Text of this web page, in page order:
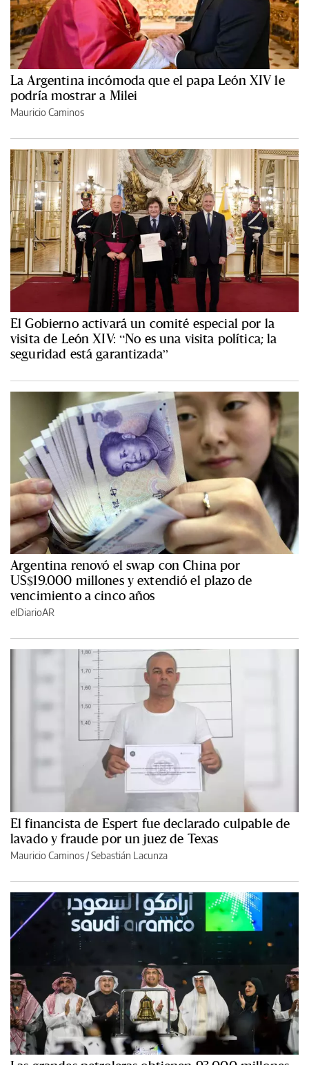
La Argentina incómoda que el papa León XIV le
podría mostrar a Milei
Mauricio Caminos
El Gobierno activará un comité especial por la
visita de León XIV: “No es una visita política; la
seguridad está garantizada”
Argentina renovó el swap con China por
US$19.000 millones y extendió el plazo de
vencimiento a cinco años
elDiarioAR
El financista de Espert fue declarado culpable de
lavado y fraude por un juez de Texas
Mauricio Caminos /Sebastián Lacunza